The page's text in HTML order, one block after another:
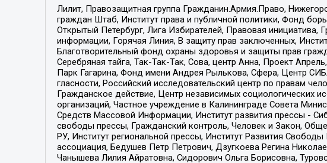
Лилит, Правозащитная группа Гражданин.Армия.Право,
граждан Штаб, Институт права и публичной политики, Фонд
Открытый Петербург, Лига Избирателей, Правовая
информации, Горячая Линия, В защиту прав заключенных,
Благотворительный фонд охраны здоровья и защиты прав
Серебряная тайга, Так-Так-Так, Сова, центр Анна, Проект
Парк Гагарина, Фонд имени Андрея Рылькова, Сфера, Центр
гласности, Российский исследовательский центр по правам
Гражданское действие, Центр независимых
организаций, Частное учреждение в Калининграде Совета
Средств Массовой Информации, Институт развития прессы -
свободы прессы, Гражданский контроль, Человек и Закон,
РУ, Институт региональной прессы, Институт Развития
ассоциация, Бедушев Петр Петрович, Дзугкоева Регина
Чанышева Лилия Айратовна, Сидорович Ольга Борисовна,